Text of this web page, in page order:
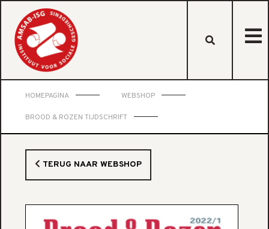
HOMEPAGINA WEBSHOP
BROOD & ROZEN TIJDSCHRIFT
TERUG NAAR WEBSHOP